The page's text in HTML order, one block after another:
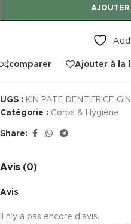
comparer Ajouter à la
UGS : KIN PATE DENTIFRICE
Catégorie : Corps & Hygiène
Share:
Avis (0)
Avis
Il n’y a pas encore d’avis.